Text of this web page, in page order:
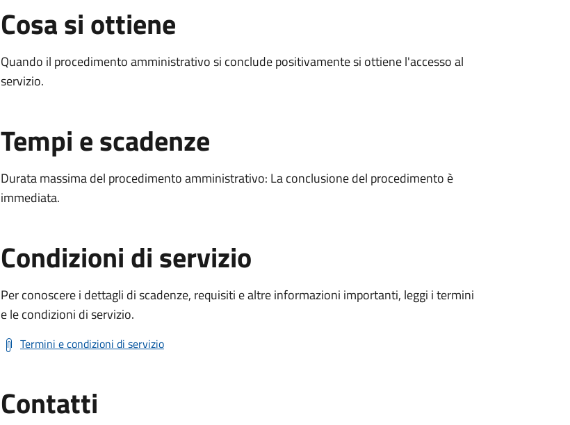
Cosa si ottiene
Quando il procedimento amministrativo si conclude positivamente si ottiene l'accesso al
servizio.
Tempi e scadenze
Durata massima del procedimento amministrativo: La conclusione del procedimento è
immediata.
Condizioni di servizio
Per conoscere i dettagli di scadenze, requisiti e altre informazioni importanti, leggi i termini
e le condizioni di servizio.
Termini e condizioni di servizio
Contatti